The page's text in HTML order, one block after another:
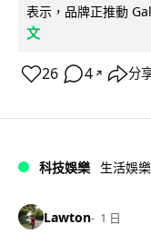
表示，品牌正推動
文
26 4 ↗ 分
科技娛樂 生活娛樂
Lawton 1 日